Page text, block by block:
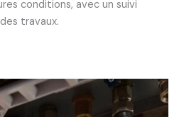
conditions, avec un suivi
travaux.